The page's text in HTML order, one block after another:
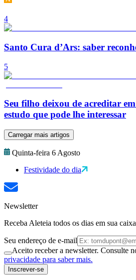
4
Santo Cura d’Ars: saber
5
Seu filho deixou de acreditar
estudo que pode lhe interessar
Carregar mais artigos
Quinta-feira 6 Agosto
Festividade do dia
Newsletter
Receba Aleteia todos os dias em sua
Seu endereço de e-mail
Aceito receber a newsletter. Consulte
privacidade para saber mais.
Inscrever-se